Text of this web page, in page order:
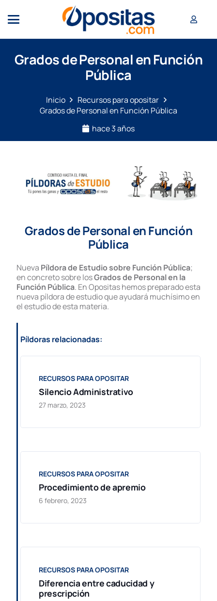
Grados de Personal en Función
Pública
Inicio
Recursos para opositar
Grados de Personal en Función Pública
hace 3 años
Grados de Personal en Función
Pública
Nueva Píldora de Estudio sobre Función Pública;
en concreto sobre losGrados de Personal en la
Función Pública. En Opositas hemos preparado esta
nueva píldora de estudio que ayudará muchísimo en
el estudio de esta materia.
Píldoras relacionadas:
RECURSOS PARA OPOSITAR
Silencio Administrativo
27 marzo, 2023
RECURSOS PARA OPOSITAR
Procedimiento de apremio
6 febrero, 2023
RECURSOS PARA OPOSITAR
Diferencia entre caducidad y
prescripción